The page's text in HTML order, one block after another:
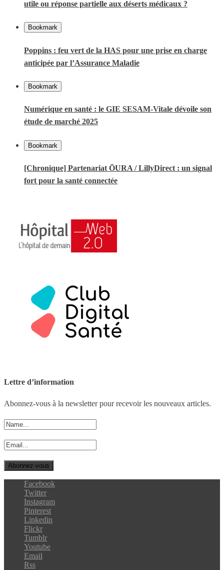
utile ou réponse partielle aux déserts médicaux ?
Bookmark
Poppins : feu vert de la HAS pour une prise en charge
anticipée par l’Assurance Maladie
Bookmark
Numérique en santé : le GIE SESAM-Vitale dévoile son
étude de marché 2025
Bookmark
[Chronique] Partenariat ŌURA / LillyDirect : un signal
fort pour la santé connectée
Lettre d’information
Abonnez-vous à la newsletter pour recevoir les nouveaux articles.
Facebook
Twitter
Instagram
Pinterest
Linkedin
Flickr
Tumblr
Youtube
Email
Rss